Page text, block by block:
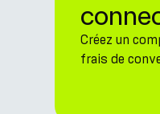
Créez un
frais de